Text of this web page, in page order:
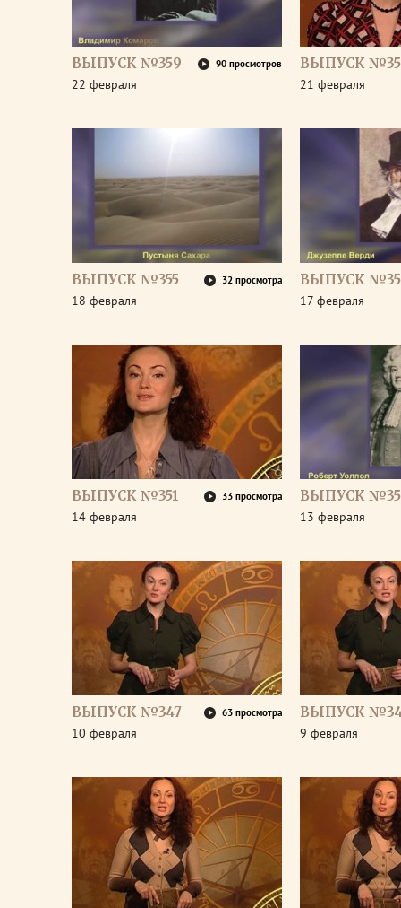
ВЫПУСК №359 90 просмотров
22 февраля
ВЫПУСК
21 февраля
ВЫПУСК №355 32 просмотра
18 февраля
ВЫПУСК
17 февраля
ВЫПУСК №351 33 просмотра
14 февраля
ВЫПУСК
13 февраля
ВЫПУСК №347 63 просмотра
10 февраля
ВЫПУСК
9 февраля